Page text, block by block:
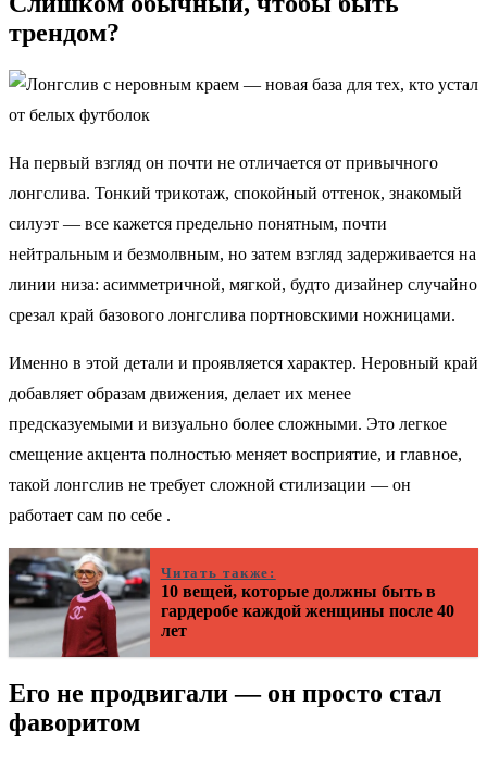
трендом?
На первый взгляд он почти не отличается от привычного
лонгслива. Тонкий трикотаж, спокойный оттенок, знакомый
силуэт — все кажется предельно понятным, почти
нейтральным и безмолвным, но затем взгляд задерживается на
линии низа: асимметричной, мягкой, будто дизайнер случайно
срезал край базового лонгслива портновскими ножницами.
Именно в этой детали и проявляется характер. Неровный край
добавляет образам движения, делает их менее
предсказуемыми и визуально более сложными. Это легкое
смещение акцента полностью меняет восприятие, и главное,
такой лонгслив не требует сложной стилизации — он
работает сам по себе .
Читать также:
10 вещей, которые должны быть в
гардеробе каждой женщины после 40
лет
Его не продвигали — он просто стал
фаворитом